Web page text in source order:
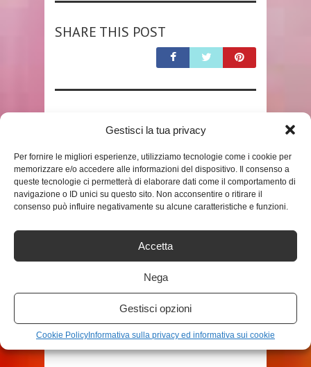
Gestisci la tua privacy
Per fornire le migliori esperienze, utilizziamo tecnologie come i cookie per
memorizzare e/o accedere alle informazioni del dispositivo. Il consenso a
queste tecnologie ci permetterà di elaborare dati come il comportamento di
navigazione o ID unici su questo sito. Non acconsentire o ritirare il
consenso può influire negativamente su alcune caratteristiche e funzioni.
Accetta
Nega
Gestisci opzioni
Cookie Policy Informativa sulla privacy ed informativa sui cookie
SHARE THIS POST
RELAX4LIFE GAZEBO
PIEGHEVOLE DA GIARDINO,
GAZEBO 3 X 3 M ...
ADMIN